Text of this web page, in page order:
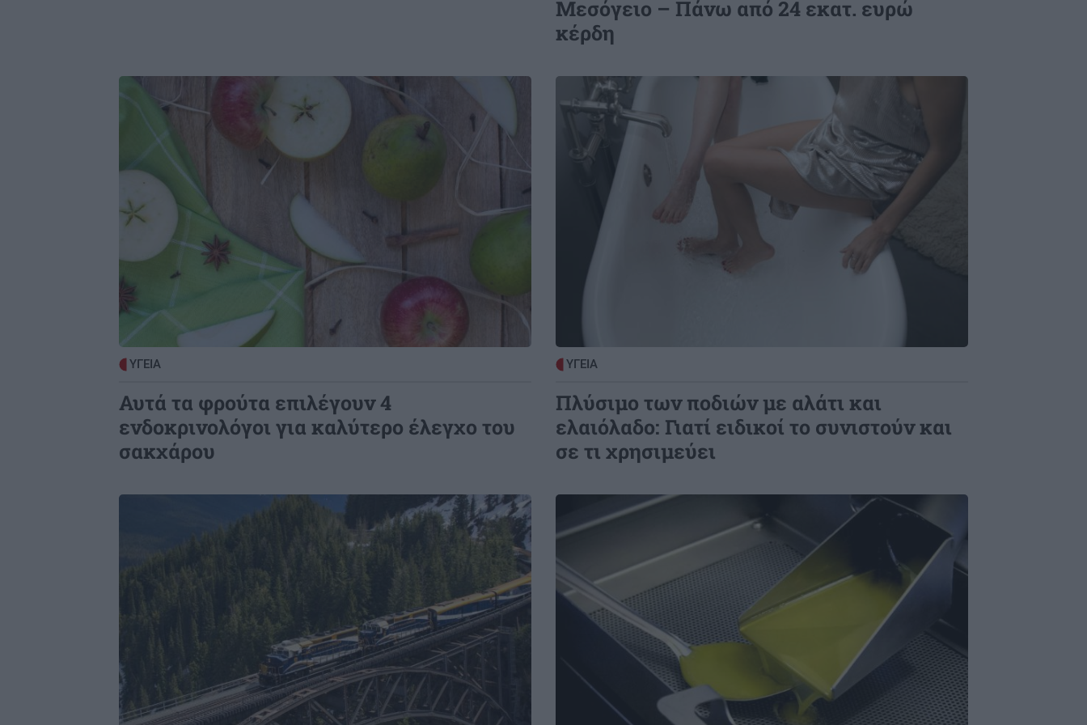
Ο Γιάννης Τσιμιτσέλης φέρνει την
απόλυτη ανατροπή με το «The Quiz
Μεσόγειο – Πάνω από 24 εκατ. ευρώ
κέρδη
Image
ΥΓΕΙΑ
Αυτά τα φρούτα επιλέγουν 4
ενδοκρινολόγοι για καλύτερο έλεγχο του
σακχάρου
ΥΓΕΙΑ
Πλύσιμο των ποδιών με αλάτι και
ελαιόλαδο: Γιατί ειδικοί το συνιστούν και
σε τι χρησιμεύει